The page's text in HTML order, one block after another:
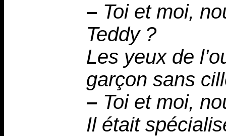
– Toi et moi,
Teddy ?
Les yeux de
garçon sans
– Toi et moi,
Il était